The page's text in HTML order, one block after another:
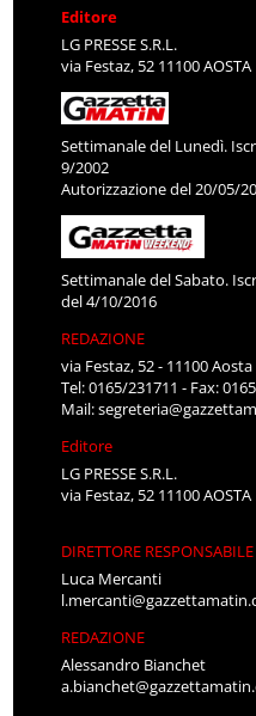
Editore
LG PRESSE S.R.L.
via Festaz, 52 11100 AOSTA
Settimanale del Lunedì.
9/2002
Autorizzazione del 20/05/
Settimanale del Sabato.
del 4/10/2016
REDAZIONE
via Festaz, 52 - 11100 Aosta
Tel: 0165/231711 - Fax:
Mail:
Editore
LG PRESSE S.R.L.
via Festaz, 52 11100 AOSTA
DIRETTORE RESPONSABILE
Luca Mercanti
REDAZIONE
Alessandro Bianchet